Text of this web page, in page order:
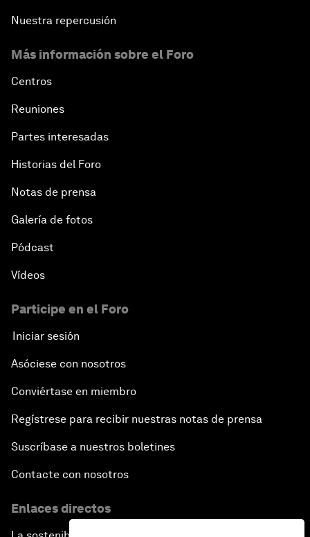
Nuestra repercusión
Más información sobre el Foro
Centros
Reuniones
Partes interesadas
Historias del Foro
Notas de prensa
Galería de fotos
Pódcast
Vídeos
Participe en el Foro
Iniciar sesión
Asóciese con nosotros
Conviértase en miembro
Regístrese para recibir nuestras notas de prensa
Suscríbase a nuestros boletines
Contacte con nosotros
Enlaces directos